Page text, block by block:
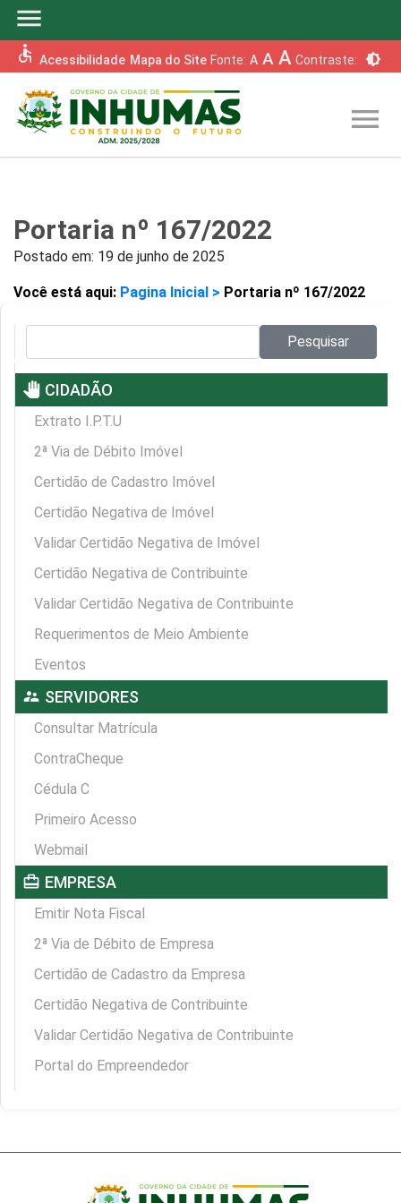
menu
accessible Acessibilidade Mapa do Site Fonte: A A A Contraste: brightness_6
menu
Portaria nº 167/2022
Postado em: 19 de junho de 2025
Você está aqui: Pagina Inicial > Portaria nº 167/2022
Pesquisar
pan_tool CIDADÃO
Extrato I.P.T.U
2ª Via de Débito Imóvel
Certidão de Cadastro Imóvel
Certidão Negativa de Imóvel
Validar Certidão Negativa de Imóvel
Certidão Negativa de Contribuinte
Validar Certidão Negativa de Contribuinte
Requerimentos de Meio Ambiente
Eventos
supervisor_account SERVIDORES
Consultar Matrícula
ContraCheque
Cédula C
Primeiro Acesso
Webmail
card_travel EMPRESA
Emitir Nota Fiscal
2ª Via de Débito de Empresa
Certidão de Cadastro da Empresa
Certidão Negativa de Contribuinte
Validar Certidão Negativa de Contribuinte
Portal do Empreendedor